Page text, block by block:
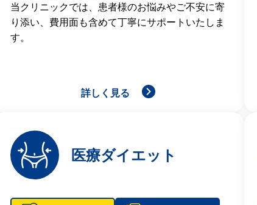
当クリニックでは、患者様のお悩みやご不安に寄
り添い、費用面も含めて丁寧にサポートいたしま
す。
詳しく見る
医療ダイエット